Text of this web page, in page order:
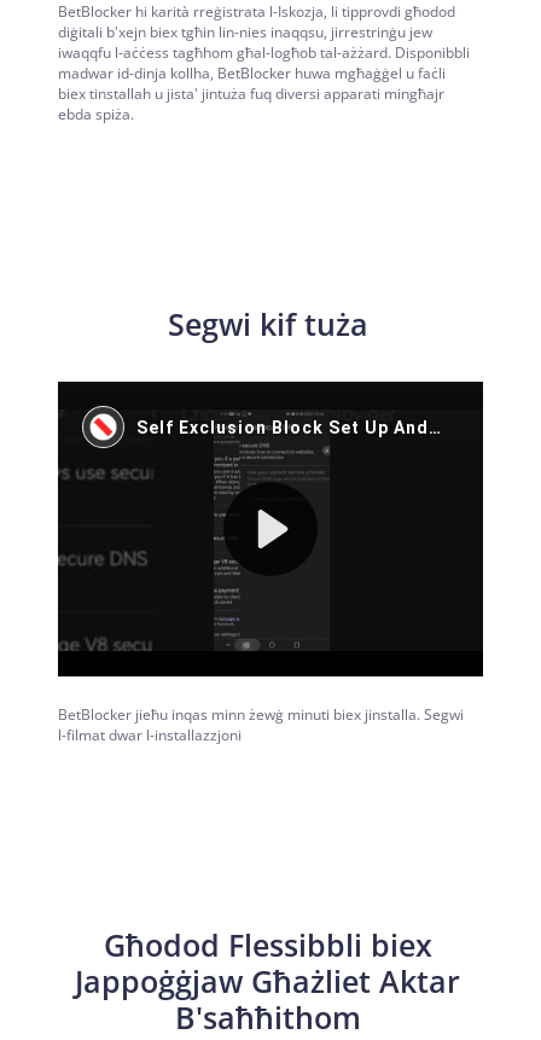
BetBlocker hi karità rreġistrata l-Iskozja, li tipprovdi għodod
diġitali b'xejn biex tgħin lin-nies inaqqsu, jirrestrinġu jew
iwaqqfu l-aċċess tagħhom għal-logħob tal-ażżard. Disponibbli
madwar id-dinja kollha, BetBlocker huwa mgħaġġel u faċli
biex tinstallah u jista' jintuża fuq diversi apparati mingħajr
ebda spiża.
Segwi kif tuża
BetBlocker jieħu inqas minn żewġ minuti biex jinstalla. Segwi
l-filmat dwar l-installazzjoni
Għodod Flessibbli biex
Jappoġġjaw Għażliet Aktar
B'saħħithom